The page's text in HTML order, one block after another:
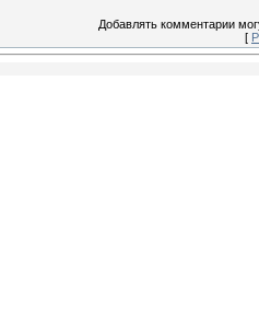
Добавлять комментарии
[